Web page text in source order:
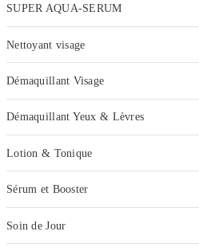
SUPER AQUA-SERUM
Nettoyant visage
Démaquillant Visage
Démaquillant Yeux & Lèvres
Lotion & Tonique
Sérum et Booster
Soin de Jour